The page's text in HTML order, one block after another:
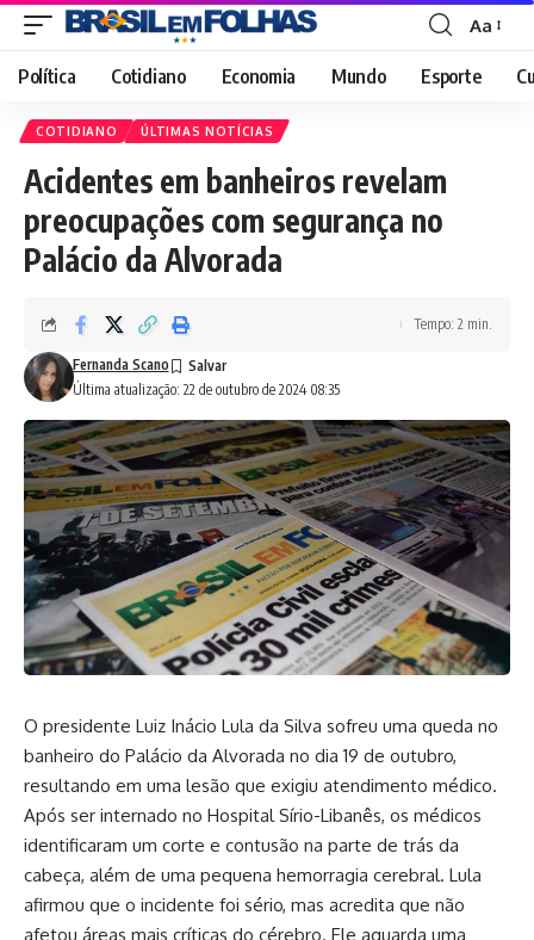
Font
Resizer
Aa
Política Cotidiano Economia Mundo Esporte
COTIDIANO ÚLTIMAS NOTÍCIAS
Acidentes em banheiros revelam
preocupações com segurança no
Palácio da Alvorada
Última atualização: 22 de outubro de 2024 08:35
Fernanda Scano
Tempo: 2 min.
O presidente Luiz Inácio Lula da Silva sofreu uma queda no
banheiro do Palácio da Alvorada no dia 19 de outubro,
resultando em uma lesão que exigiu atendimento médico.
Após ser internado no Hospital Sírio-Libanês, os médicos
identificaram um corte e contusão na parte de trás da
cabeça, além de uma pequena hemorragia cerebral. Lula
afirmou que o incidente foi sério, mas acredita que não
afetou áreas mais críticas do cérebro. Ele aguarda uma